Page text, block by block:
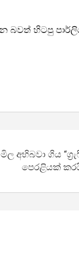
බවත් හිටපු
අභිබවා ගිය
පෙරළියක්